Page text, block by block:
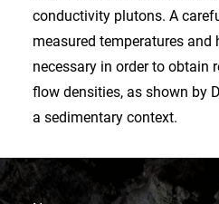
conductivity plutons. A
measured temperatures and
necessary in order to obtain
flow densities, as shown by
a sedimentary context.